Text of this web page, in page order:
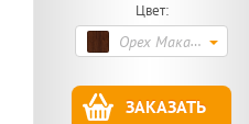
Цвет:
Орех Макадамия (214)
ЗАКАЗАТЬ